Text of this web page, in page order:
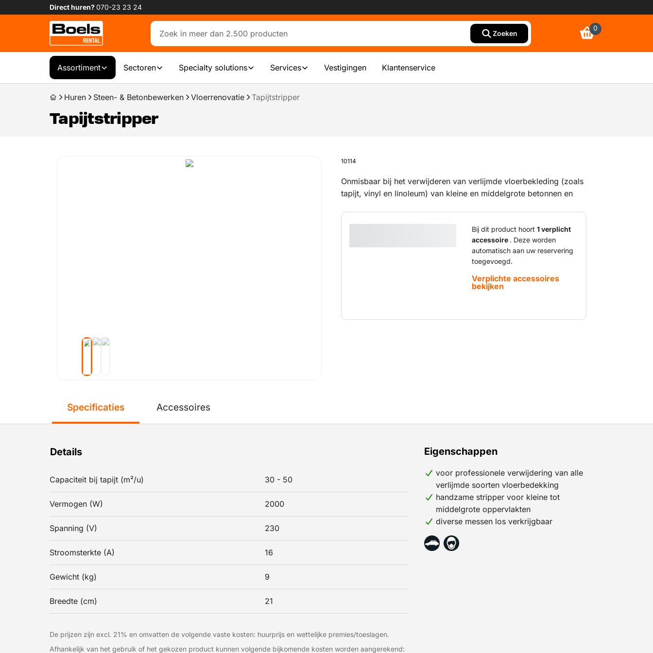
Direct huren?070-23 23 24
Zoeken
0
Assortiment Sectoren Specialty solutions Services Vestigingen Klantenservice
Huren Steen- & Betonbewerken Vloerrenovatie Tapijtstripper
Tapijtstripper
10114
Onmisbaar bij het verwijderen van verlijmde vloerbekleding (zoals
tapijt, vinyl en linoleum) van kleine en middelgrote betonnen en
Bij dit product hoort 1 verplicht
accessoire . Deze worden
automatisch aan uw reservering
toegevoegd.
Verplichte accessoires
bekijken
Specificaties
Details
Capaciteit bij tapijt (m²/u) 30 - 50
Vermogen (W) 2000
Spanning (V) 230
Stroomsterkte (A) 16
Gewicht (kg) 9
Breedte (cm) 21
Eigenschappen
voor professionele verwijdering van alle
verlijmde soorten vloerbedekking
handzame stripper voor kleine tot
middelgrote oppervlakten
diverse messen los verkrijgbaar
De prijzen zijn excl. 21% en omvatten de volgende vaste kosten: huurprijs en wettelijke premies/toeslagen.
Afhankelijk van het gebruik of het gekozen product kunnen volgende bijkomende kosten worden aangerekend:
Accessoires